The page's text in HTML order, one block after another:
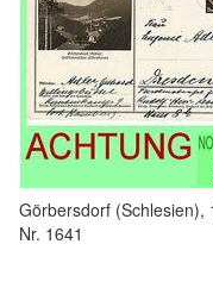
Görbersdorf (Schlesien),
Nr. 1641